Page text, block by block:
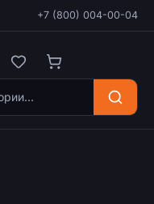
+7 (800) 004-00-04